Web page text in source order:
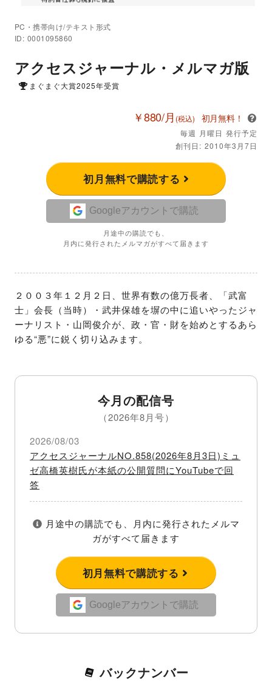
PC・携帯向け/テキスト形式
ID: 0001095860
アクセスジャーナル・メルマガ版
まぐまぐ大賞2025年受賞
￥880/月 (税込) 初月無料！
毎週 月曜日 発行予定
創刊日: 2010年3月7日
初月無料で購読する
Googleアカウントで購読
月途中の購読でも、
月内に発行されたメルマガがすべて届きます
２００３年１２月２日、世界有数の億万長者、「武富
士」会長（当時）・武井保雄を塀の中に追いやったジャ
ーナリスト・山岡俊介が、政・官・財を始めとするあら
ゆる“悪”に鋭く切り込みます。
今月の配信号
（2026年8月号）
2026/08/03
アクセスジャーナルNO.858(2026年8月3日)ミュ
ゼ高橋英樹氏が本紙の公開質問にYouTubeで回
答
月途中の購読でも、月内に発行されたメルマ
ガがすべて届きます
初月無料で購読する
Googleアカウントで購読
バックナンバー